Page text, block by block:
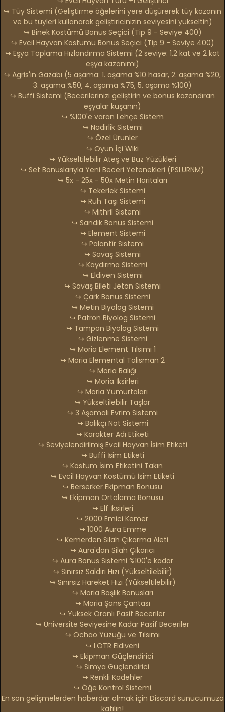
↪ Tüy Sistemi (Geliştirme öğelerini yere düşürerek tüy kazanın
ve bu tüyleri kullanarak geliştiricinizin seviyesini yükseltin)
↪ Binek Kostümü Bonus Seçici (Tip 9 - Seviye 400)
↪ Evcil Hayvan Kostümü Bonus Seçici (Tip 9 - Seviye 400)
↪ Eşya Toplama Hızlandırma Sistemi (2 seviye: 1,2 kat ve 2 kat
eşya kazanımı)
↪ Agris'in Gazabı (5 aşama: 1. aşama %10 hasar, 2. aşama %20,
3. aşama %50, 4. aşama %75, 5. aşama %100)
↪ Buffi Sistemi (Becerilerinizi geliştirin ve bonus kazandıran
eşyalar kuşanın)
↪ %100'e varan Lehçe Sistem
↪ Nadirlik Sistemi
↪ Özel Ürünler
↪ Oyun İçi Wiki
↪ Yükseltilebilir Ateş ve Buz Yüzükleri
↪ Set Bonuslarıyla Yeni Beceri Yetenekleri (PSLURNM)
↪ 5x - 25x - 50x Metin Haritaları
↪ Tekerlek Sistemi
↪ Ruh Taşı Sistemi
↪ Mithril Sistemi
↪ Sandık Bonus Sistemi
↪ Element Sistemi
↪ Palantír Sistemi
↪ Savaş Sistemi
↪ Kaydırma Sistemi
↪ Eldiven Sistemi
↪ Savaş Bileti Jeton Sistemi
↪ Çark Bonus Sistemi
↪ Metin Biyolog Sistemi
↪ Patron Biyolog Sistemi
↪ Tampon Biyolog Sistemi
↪ Gizlenme Sistemi
↪ Moria Element Tılsımı 1
↪ Moria Elemental Talisman 2
↪ Moria Balığı
↪ Moria İksirleri
↪ Moria Yumurtaları
↪ Yükseltilebilir Taşlar
↪ 3 Aşamalı Evrim Sistemi
↪ Balıkçı Not Sistemi
↪ Karakter Adı Etiketi
↪ Seviyelendirilmiş Evcil Hayvan İsim Etiketi
↪ Buffi İsim Etiketi
↪ Kostüm İsim Etiketini Takın
↪ Evcil Hayvan Kostümü İsim Etiketi
↪ Berserker Ekipman Bonusu
↪ Ekipman Ortalama Bonusu
↪ Elf İksirleri
↪ 2000 Emici Kemer
↪ 1000 Aura Emme
↪ Kemerden Silah Çıkarma Aleti
↪ Aura'dan Silah Çıkarıcı
↪ Aura Bonus Sistemi %100'e kadar
↪ Sınırsız Saldırı Hızı (Yükseltilebilir)
↪ Sınırsız Hareket Hızı (Yükseltilebilir)
↪ Moria Başlık Bonusları
↪ Moria Şans Çantası
↪ Yüksek Oranlı Pasif Beceriler
↪ Üniversite Seviyesine Kadar Pasif Beceriler
↪ Ochao Yüzüğü ve Tılsımı
↪ LOTR Eldiveni
↪ Ekipman Güçlendirici
↪ Simya Güçlendirici
↪ Renkli Kadehler
↪ Öğe Kontrol Sistemi
En son gelişmelerden haberdar olmak için Discord sunucumuza
katılın!